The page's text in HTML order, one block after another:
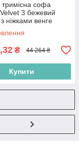
софа
3 бежевий
ніжками венге
₴ 44 264 ₴
Купити